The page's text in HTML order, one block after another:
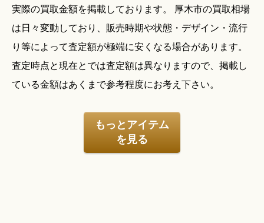
実際の買取金額を掲載しております。 厚木市の買取相場
は日々変動しており、販売時期や状態・デザイン・流行
り等によって査定額が極端に安くなる場合があります。
査定時点と現在とでは査定額は異なりますので、掲載し
ている金額はあくまで参考程度にお考え下さい。
もっとアイテム
を見る